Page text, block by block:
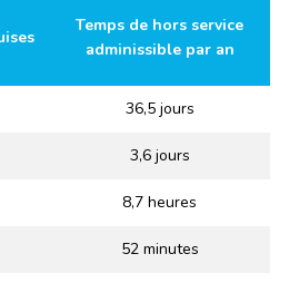
Temps de hors service
adminissible par an
36,5 jours
3,6 jours
8,7 heures
52 minutes